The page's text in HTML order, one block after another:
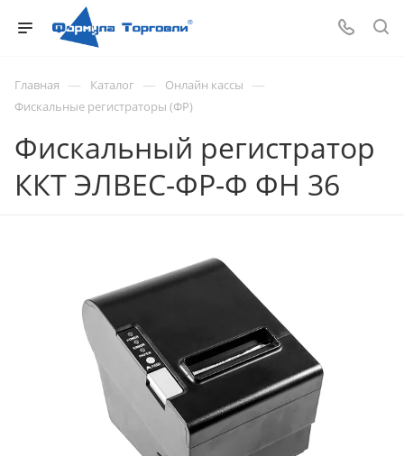
Главная — Каталог — Онлайн кассы —
Фискальные регистраторы (ФР)
Фискальный регистратор
ККТ ЭЛВЕС-ФР-Ф ФН 36